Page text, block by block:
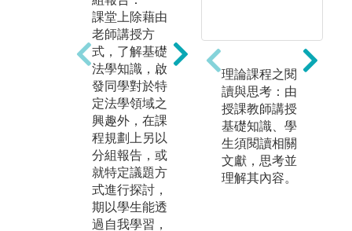
課堂上除藉由
老師講授方
式，了解基礎
法學知識，啟
發同學對於特
定法學領域之
興趣外，在課
程規劃上另以
分組報告，或
就特定議題方
式進行探討，
期以學生能透
過自我學習，
時實習，透過
接觸案件當事
人及參與討論
之過程，觀察
法律如何運用
在實際生活。
另有實務經驗
豐富的專技教
師進行授課，
理論課程之閱
讀與思考：由
授課教師講授
基礎知識、學
生須閱讀相關
文獻，思考並
理解其內容。